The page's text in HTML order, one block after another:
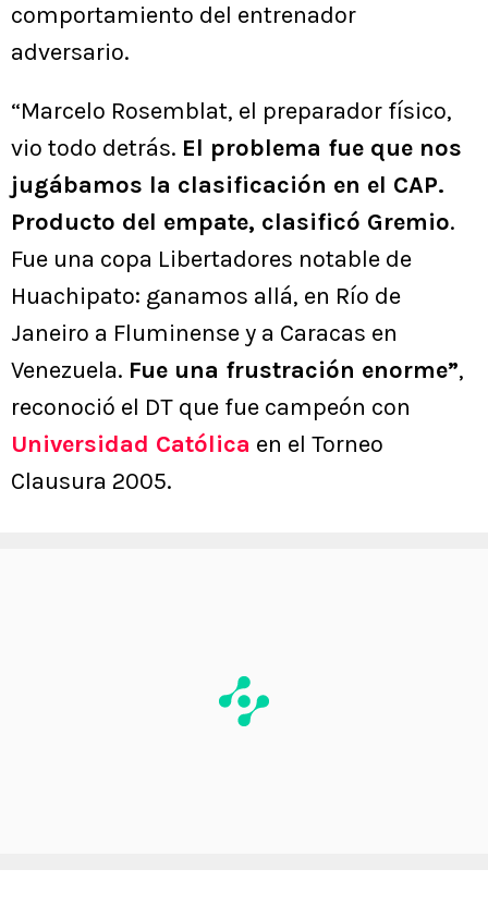
comportamiento del entrenador
adversario.
“Marcelo Rosemblat, el preparador físico,
vio todo detrás. El problema fue que nos
jugábamos la clasificación en el CAP.
Producto del empate, clasificó Gremio.
Fue una copa Libertadores notable de
Huachipato: ganamos allá, en Río de
Janeiro a Fluminense y a Caracas en
Venezuela. Fue una frustración enorme”,
reconoció el DT que fue campeón con
Universidad Católica en el Torneo
Clausura 2005.